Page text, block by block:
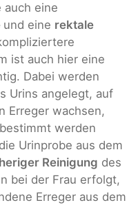
auch eine
und eine rektale
ist auch hier eine
Dabei werden
Urins angelegt, auf
Erreger wachsen,
werden
Urinprobe aus dem
Reinigung des
bei der Frau erfolgt,
Erreger aus dem